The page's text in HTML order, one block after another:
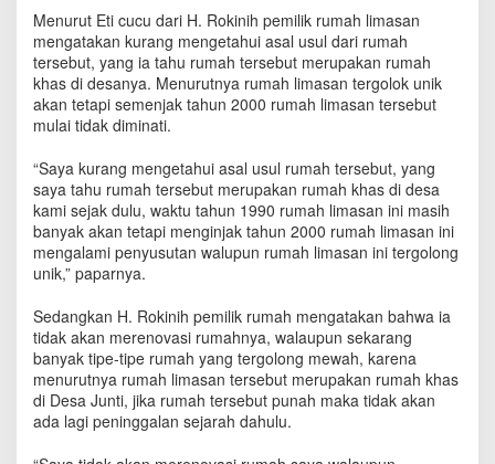
n
y
u
a
t
y
g
H
a
m
p
P
u
n
a
h
Menurut Eti cucu dari H. Rokinih pemilik rumah limasan
mengatakan kurang mengetahui asal usul dari rumah
tersebut, yang ia tahu rumah tersebut merupakan rumah
khas di desanya. Menurutnya rumah limasan tergolok unik
akan tetapi semenjak tahun 2000 rumah limasan tersebut
mulai tidak diminati.
“Saya kurang mengetahui asal usul rumah tersebut, yang
saya tahu rumah tersebut merupakan rumah khas di desa
kami sejak dulu, waktu tahun 1990 rumah limasan ini masih
banyak akan tetapi menginjak tahun 2000 rumah limasan ini
mengalami penyusutan walupun rumah limasan ini tergolong
unik,” paparnya.
Sedangkan H. Rokinih pemilik rumah mengatakan bahwa ia
tidak akan merenovasi rumahnya, walaupun sekarang
banyak tipe-tipe rumah yang tergolong mewah, karena
menurutnya rumah limasan tersebut merupakan rumah khas
di Desa Junti, jika rumah tersebut punah maka tidak akan
ada lagi peninggalan sejarah dahulu.